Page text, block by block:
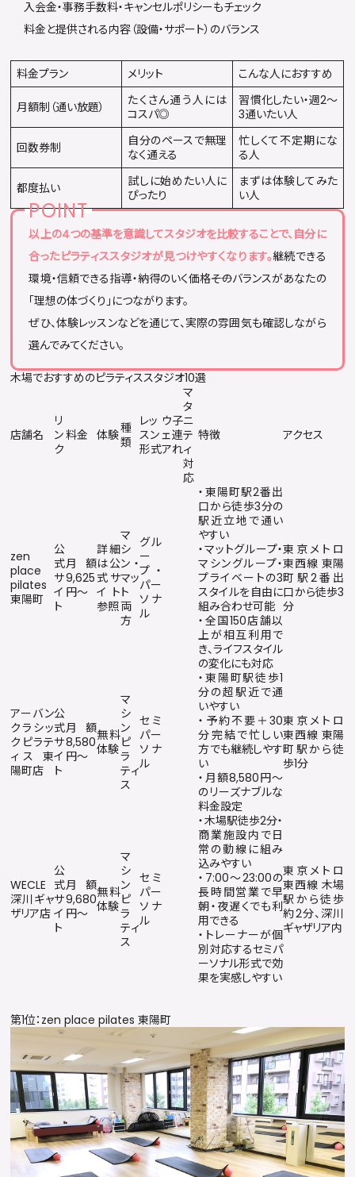
入会金・事務手数料・キャンセルポリシーもチェック
料金と提供される内容（設備・サポート）のバランス
料金プラン メリット こんな人におすすめ
月額制（通い放題）
たくさん通う人には
コスパ◎
習慣化したい・週2〜
3通いたい人
回数券制
自分のペースで無理
なく通える
忙しくて不定期にな
る人
都度払い
試しに始めたい人に
ぴったり
まずは体験してみた
い人
以上の4つの基準を意識してスタジオを比較することで、自分に
合ったピラティススタジオが見つけやすくなります。継続できる
環境・信頼できる指導・納得のいく価格――そのバランスがあなたの
「理想の体づくり」につながります。
ぜひ、体験レッスンなどを通じて、実際の雰囲気も確認しながら
選んでみてください。
木場でおすすめのピラティススタジオ10選
店舗名
リ
ン
ク
料金 体験種
類
レッ
スン
形式
ウ
ェ
ア
子
連
れ
マ
タ
ニ
テ
ィ
対
応
特徴 アクセス
zen
place
pilates
東陽町
公
式
サ
イ
ト
月額
9,625
円〜
詳細
は公
式サ
イト
参照
マ
シ
ン・
マッ
ト
両
方
グル
ー
プ・
パー
ソナ
ル
・東陽町駅2番出
口から徒歩3分の
駅近立地で通い
やすい
・マットグループ・
マシングループ・
プライベートの3
スタイルを自由に
組み合わせ可能
・全国150店舗以
上が相互利用で
き、ライフスタイル
の変化にも対応
東京メトロ
東西線 東陽
町駅2番出
口から徒歩3
分
アーバン
クラシッ
クピラテ
ィス 東
陽町店
公
式
サ
イ
ト
月額
8,580
円〜
無料
体験
マ
シ
ン
ピ
ラ
ティ
ス
セミ
パー
ソナ
ル
・東陽町駅徒歩1
分の超駅近で通
いやすい
・予約不要＋30
分完結で忙しい
方でも継続しやす
い
・月額8,580円〜
のリーズナブルな
料金設定
東京メトロ
東西線 東陽
町駅から徒
歩1分
WECLE
深川ギャ
ザリア店
公
式
サ
イ
ト
月額
9,680
円〜
無料
体験
マ
シ
ン
ピ
ラ
ティ
ス
セミ
パー
ソナ
ル
・木場駅徒歩2分・
商業施設内で日
常の動線に組み
込みやすい
・7:00〜23:00の
長時間営業で早
朝・夜遅くでも利
用できる
・トレーナーが個
別対応するセミパ
ーソナル形式で効
果を実感しやすい
東京メトロ
東西線 木場
駅から徒歩
約2分、深川
ギャザリア内
第1位：zen place pilates 東陽町